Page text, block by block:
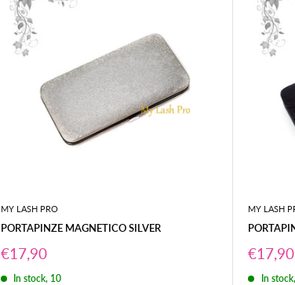
MY LASH PRO
PORTAPINZE MAGNETICO SILVER
Prezzo
scontato
€17,90
In stock, 10
MY LASH
Prezzo
scontato
€17,90
In